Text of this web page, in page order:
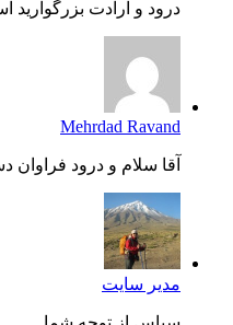
درود و ارادت بزرگوارید
Mehrdad Ravand
آقا سلام و درود فراوان
مدیر سایت